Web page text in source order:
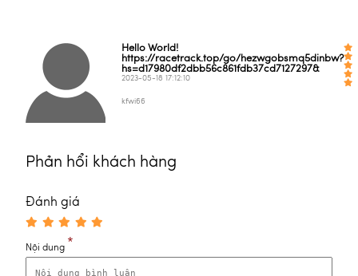
Hello World!
https://racetrack.top/go/hezwgobsmq5dinbw?
hs=d17980df2dbb56c861fdb37cd7127297&
2023-05-18 17:12:10
kfwi66
Phản hổi khách hàng
Đánh giá
Nội dung *